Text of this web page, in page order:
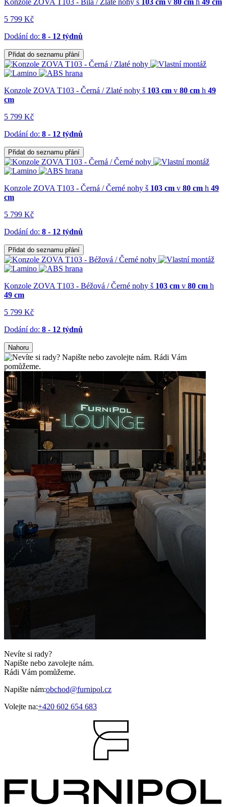
Konzole ZOVA T103 - Bílá / Zlaté nohy š 103 cm v 80 cm h 49 cm
5 799 Kč
Dodání do: 8 - 12 týdnů
Přidat do seznamu přání
Konzole ZOVA T103 - Černá / Zlaté nohy š 103 cm v 80 cm h 49
cm
5 799 Kč
Dodání do: 8 - 12 týdnů
Přidat do seznamu přání
Konzole ZOVA T103 - Černá / Černé nohy š 103 cm v 80 cm h 49
cm
5 799 Kč
Dodání do: 8 - 12 týdnů
Přidat do seznamu přání
Konzole ZOVA T103 - Béžová / Černé nohy š 103 cm v 80 cm h
49 cm
5 799 Kč
Dodání do: 8 - 12 týdnů
Nahoru
Nevíte si rady?
Napište nebo zavolejte nám.
Rádi Vám pomůžeme.
Napište nám:obchod@furnipol.cz
Volejte na:+420 602 654 683